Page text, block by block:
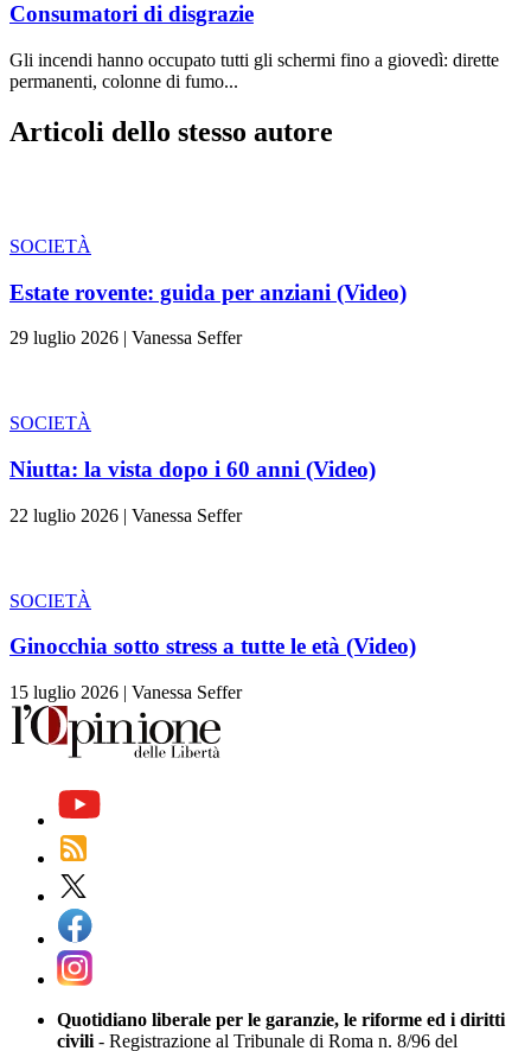
Consumatori di disgrazie
Gli incendi hanno occupato tutti gli schermi fino a giovedì: dirette
permanenti, colonne di fumo...
Articoli dello stesso autore
SOCIETÀ
Estate rovente: guida per anziani (Video)
29 luglio 2026 | Vanessa Seffer
SOCIETÀ
Niutta: la vista dopo i 60 anni (Video)
22 luglio 2026 | Vanessa Seffer
SOCIETÀ
Ginocchia sotto stress a tutte le età (Video)
15 luglio 2026 | Vanessa Seffer
Quotidiano liberale per le garanzie, le riforme ed i diritti
civili - Registrazione al Tribunale di Roma n. 8/96 del